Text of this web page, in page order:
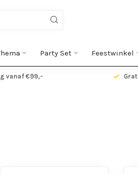
Party Set Feestwinkel
vanaf €99,-